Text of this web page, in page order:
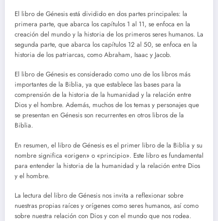
El libro de Génesis está dividido en dos partes principales: la
primera parte, que abarca los capítulos 1 al 11, se enfoca en la
creación del mundo y la historia de los primeros seres humanos. La
segunda parte, que abarca los capítulos 12 al 50, se enfoca en la
historia de los patriarcas, como Abraham, Isaac y Jacob.
El libro de Génesis es considerado como uno de los libros más
importantes de la Biblia, ya que establece las bases para la
comprensión de la historia de la humanidad y la relación entre
Dios y el hombre. Además, muchos de los temas y personajes que
se presentan en Génesis son recurrentes en otros libros de la
Biblia.
En resumen, el libro de Génesis es el primer libro de la Biblia y su
nombre significa «origen» o «principio». Este libro es fundamental
para entender la historia de la humanidad y la relación entre Dios
y el hombre.
La lectura del libro de Génesis nos invita a reflexionar sobre
nuestras propias raíces y orígenes como seres humanos, así como
sobre nuestra relación con Dios y con el mundo que nos rodea.